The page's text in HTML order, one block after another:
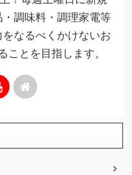
調味料・調理家電等
なるべくかけないお
ことを目指します。